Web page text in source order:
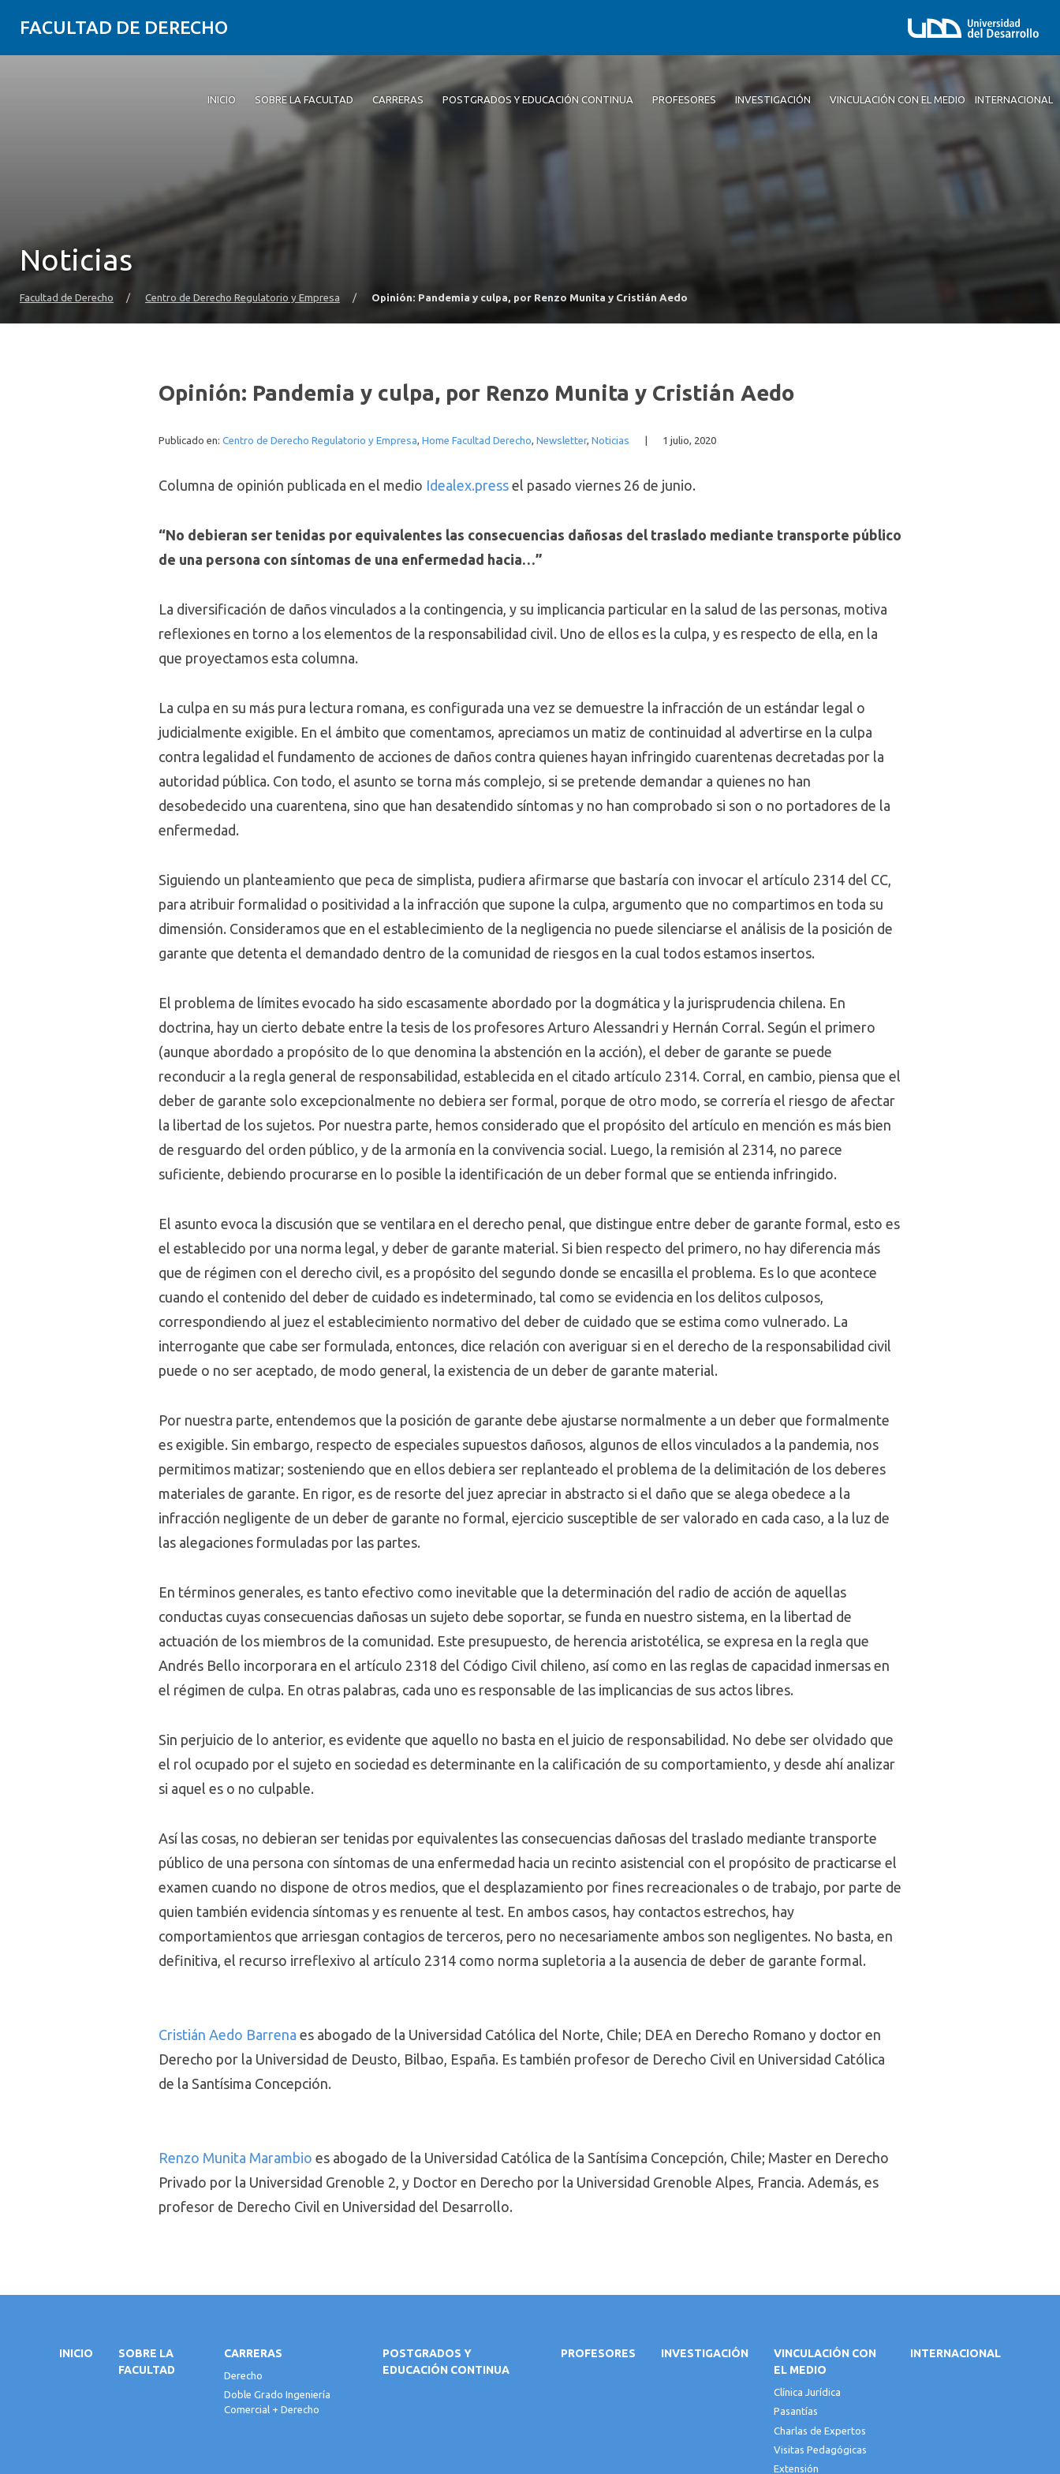
FACULTAD DE DERECHO
INICIO SOBRE LA FACULTAD CARRERAS POSTGRADOS Y EDUCACIÓN CONTINUA PROFESORES INVESTIGACIÓN VINCULACIÓN CON EL MEDIO INTERNACIONAL
Noticias
Facultad de Derecho / Centro de Derecho Regulatorio y Empresa / Opinión: Pandemia y culpa, por Renzo Munita y Cristián Aedo
Opinión: Pandemia y culpa, por Renzo Munita y Cristián Aedo
Publicado en: Centro de Derecho Regulatorio y Empresa, Home Facultad Derecho, Newsletter, Noticias 1 julio, 2020
Columna de opinión publicada en el medio Idealex.press el pasado viernes 26 de junio.
“No debieran ser tenidas por equivalentes las consecuencias dañosas del traslado mediante transporte público
de una persona con síntomas de una enfermedad hacia…”
La diversificación de daños vinculados a la contingencia, y su implicancia particular en la salud de las personas, motiva
reflexiones en torno a los elementos de la responsabilidad civil. Uno de ellos es la culpa, y es respecto de ella, en la
que proyectamos esta columna.
La culpa en su más pura lectura romana, es configurada una vez se demuestre la infracción de un estándar legal o
judicialmente exigible. En el ámbito que comentamos, apreciamos un matiz de continuidad al advertirse en la culpa
contra legalidad el fundamento de acciones de daños contra quienes hayan infringido cuarentenas decretadas por la
autoridad pública. Con todo, el asunto se torna más complejo, si se pretende demandar a quienes no han
desobedecido una cuarentena, sino que han desatendido síntomas y no han comprobado si son o no portadores de la
enfermedad.
Siguiendo un planteamiento que peca de simplista, pudiera afirmarse que bastaría con invocar el artículo 2314 del CC,
para atribuir formalidad o positividad a la infracción que supone la culpa, argumento que no compartimos en toda su
dimensión. Consideramos que en el establecimiento de la negligencia no puede silenciarse el análisis de la posición de
garante que detenta el demandado dentro de la comunidad de riesgos en la cual todos estamos insertos.
El problema de límites evocado ha sido escasamente abordado por la dogmática y la jurisprudencia chilena. En
doctrina, hay un cierto debate entre la tesis de los profesores Arturo Alessandri y Hernán Corral. Según el primero
(aunque abordado a propósito de lo que denomina la abstención en la acción), el deber de garante se puede
reconducir a la regla general de responsabilidad, establecida en el citado artículo 2314. Corral, en cambio, piensa que el
deber de garante solo excepcionalmente no debiera ser formal, porque de otro modo, se correría el riesgo de afectar
la libertad de los sujetos. Por nuestra parte, hemos considerado que el propósito del artículo en mención es más bien
de resguardo del orden público, y de la armonía en la convivencia social. Luego, la remisión al 2314, no parece
suficiente, debiendo procurarse en lo posible la identificación de un deber formal que se entienda infringido.
El asunto evoca la discusión que se ventilara en el derecho penal, que distingue entre deber de garante formal, esto es
el establecido por una norma legal, y deber de garante material. Si bien respecto del primero, no hay diferencia más
que de régimen con el derecho civil, es a propósito del segundo donde se encasilla el problema. Es lo que acontece
cuando el contenido del deber de cuidado es indeterminado, tal como se evidencia en los delitos culposos,
correspondiendo al juez el establecimiento normativo del deber de cuidado que se estima como vulnerado. La
interrogante que cabe ser formulada, entonces, dice relación con averiguar si en el derecho de la responsabilidad civil
puede o no ser aceptado, de modo general, la existencia de un deber de garante material.
Por nuestra parte, entendemos que la posición de garante debe ajustarse normalmente a un deber que formalmente
es exigible. Sin embargo, respecto de especiales supuestos dañosos, algunos de ellos vinculados a la pandemia, nos
permitimos matizar; sosteniendo que en ellos debiera ser replanteado el problema de la delimitación de los deberes
materiales de garante. En rigor, es de resorte del juez apreciar in abstracto si el daño que se alega obedece a la
infracción negligente de un deber de garante no formal, ejercicio susceptible de ser valorado en cada caso, a la luz de
las alegaciones formuladas por las partes.
En términos generales, es tanto efectivo como inevitable que la determinación del radio de acción de aquellas
conductas cuyas consecuencias dañosas un sujeto debe soportar, se funda en nuestro sistema, en la libertad de
actuación de los miembros de la comunidad. Este presupuesto, de herencia aristotélica, se expresa en la regla que
Andrés Bello incorporara en el artículo 2318 del Código Civil chileno, así como en las reglas de capacidad inmersas en
el régimen de culpa. En otras palabras, cada uno es responsable de las implicancias de sus actos libres.
Sin perjuicio de lo anterior, es evidente que aquello no basta en el juicio de responsabilidad. No debe ser olvidado que
el rol ocupado por el sujeto en sociedad es determinante en la calificación de su comportamiento, y desde ahí analizar
si aquel es o no culpable.
Así las cosas, no debieran ser tenidas por equivalentes las consecuencias dañosas del traslado mediante transporte
público de una persona con síntomas de una enfermedad hacia un recinto asistencial con el propósito de practicarse el
examen cuando no dispone de otros medios, que el desplazamiento por fines recreacionales o de trabajo, por parte de
quien también evidencia síntomas y es renuente al test. En ambos casos, hay contactos estrechos, hay
comportamientos que arriesgan contagios de terceros, pero no necesariamente ambos son negligentes. No basta, en
definitiva, el recurso irreflexivo al artículo 2314 como norma supletoria a la ausencia de deber de garante formal.
Cristián Aedo Barrena es abogado de la Universidad Católica del Norte, Chile; DEA en Derecho Romano y doctor en
Derecho por la Universidad de Deusto, Bilbao, España. Es también profesor de Derecho Civil en Universidad Católica
de la Santísima Concepción.
Renzo Munita Marambio es abogado de la Universidad Católica de la Santísima Concepción, Chile; Master en Derecho
Privado por la Universidad Grenoble 2, y Doctor en Derecho por la Universidad Grenoble Alpes, Francia. Además, es
profesor de Derecho Civil en Universidad del Desarrollo.
INICIO
SOBRE LA
FACULTAD
CARRERAS
Derecho
Doble Grado Ingeniería
Comercial + Derecho
POSTGRADOS Y
EDUCACIÓN CONTINUA
PROFESORES INVESTIGACIÓN
VINCULACIÓN CON
EL MEDIO
Clínica Jurídica
Pasantías
Charlas de Expertos
Visitas Pedagógicas
Extensión
INTERNACIONAL